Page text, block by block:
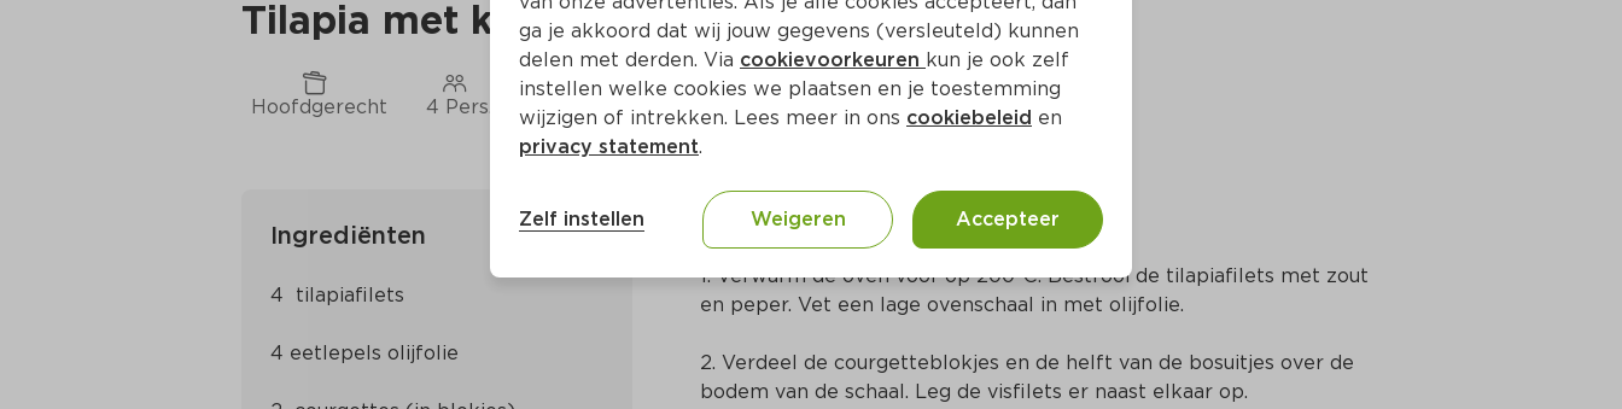
Tilapia met krieltjes, kappertjes en olijven
Hoofdgerecht 4 Pers. Ca. 25 Min Mediterraans
Ingrediënten
Bereidingswijze
1. Verwarm de oven voor op 200ºC. Bestrooi de tilapiafilets met zout
en peper. Vet een lage ovenschaal in met olijfolie.
2. Verdeel de courgetteblokjes en de helft van de bosuitjes over de
bodem van de schaal. Leg de visfilets er naast elkaar op.
ga je akkoord dat wij jouw gegevens (versleuteld) kunnen
delen met derden. Via cookievoorkeuren kun je ook zelf
instellen welke cookies we plaatsen en je toestemming
wijzigen of intrekken. Lees meer in ons cookiebeleid en
privacy statement.
Zelf instellen Weigeren Accepteer